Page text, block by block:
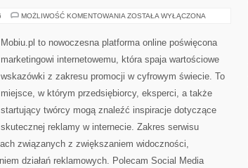
MOŻLIWOŚĆ KOMENTOWANIA NARZĘDZIA
MARKETINGOWE
ZOSTAŁA WYŁĄCZONA
Mobiu.pl to nowoczesna platforma online poświęcona
marketingowi internetowemu, która spaja wartościowe
wskazówki z zakresu promocji w cyfrowym świecie. To
miejsce, w którym przedsiębiorcy, eksperci, a także
startujący twórcy mogą znaleźć inspiracje dotyczące
skutecznej reklamy w internecie. Zakres serwisu
związanych z zwiększaniem widoczności,
działań reklamowych. Polecam Social Media